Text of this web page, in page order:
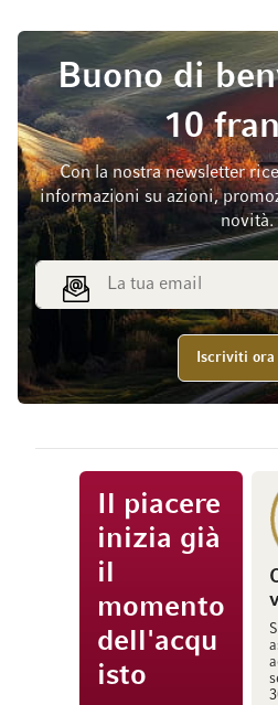
Buono di
10
Con la nostra newsletter
informazioni su azioni,
novità.
Indirizzo email
Iscriviti ora
Il piacere
inizia già
il
momento
dell'acqu
isto